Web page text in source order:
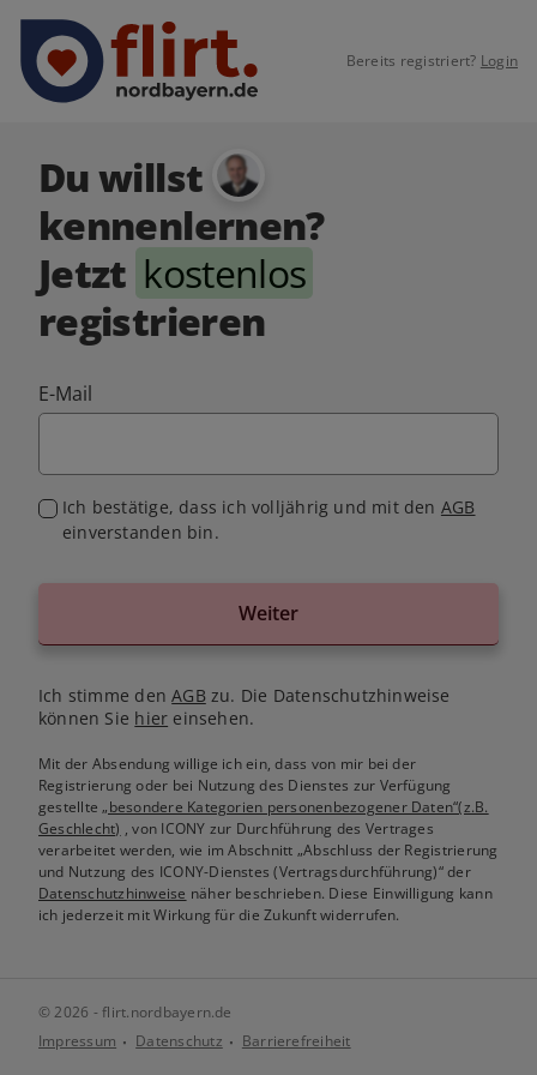
Bereits registriert? Login
Du willst
kennenlernen?
Jetzt kostenlos
registrieren
E-Mail
Ich bestätige, dass ich volljährig und mit den AGB
einverstanden bin.
Weiter
Ich stimme denAGB zu. Die Datenschutzhinweise
können Sie hier einsehen.
Mit der Absendung willige ich ein, dass von mir bei der
Registrierung oder bei Nutzung des Dienstes zur Verfügung
gestellte„besondere Kategorien personenbezogener Daten“(z.B.
Geschlecht) , von ICONY zur Durchführung des Vertrages
verarbeitet werden, wie im Abschnitt „Abschluss der Registrierung
und Nutzung des ICONY-Dienstes (Vertragsdurchführung)“ der
Datenschutzhinweise näher beschrieben. Diese Einwilligung kann
ich jederzeit mit Wirkung für die Zukunft widerrufen.
© 2026 - flirt.nordbayern.de
Impressum
Datenschutz Barrierefreiheit